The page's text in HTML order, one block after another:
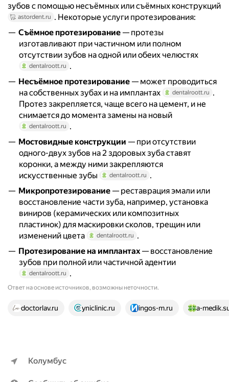
зубов с помощью несъёмных или съёмных конструкций
astordent.ru . Некоторые услуги протезирования:
Съёмное протезирование — протезы
изготавливают при частичном или полном
отсутствии зубов на одной или обеих челюстях
dentalroott.ru .
Несъёмное протезирование — может проводиться
на собственных зубах и на имплантах
dentalroott.ru .
Протез закрепляется, чаще всего на цемент, и не
снимается до момента замены на новый
dentalroott.ru .
Мостовидные конструкции — при отсутствии
одного-двух зубов на 2 здоровых зуба ставят
коронки, а между ними закрепляются
искусственные зубы
dentalroott.ru .
Микропротезирование — реставрация эмали или
восстановление части зуба, например, установка
виниров (керамических или композитных
пластинок) для маскировки сколов, трещин или
изменений цвета
dentalroott.ru .
Протезирование на имплантах— восстановление
зубов при полной или частичной адентии
dentalroott.ru .
Ответ на основе источников, возможны неточности.
25 источников
doctorlav.ru yniclinic.ru ingos-m.ru a-
Колумбус